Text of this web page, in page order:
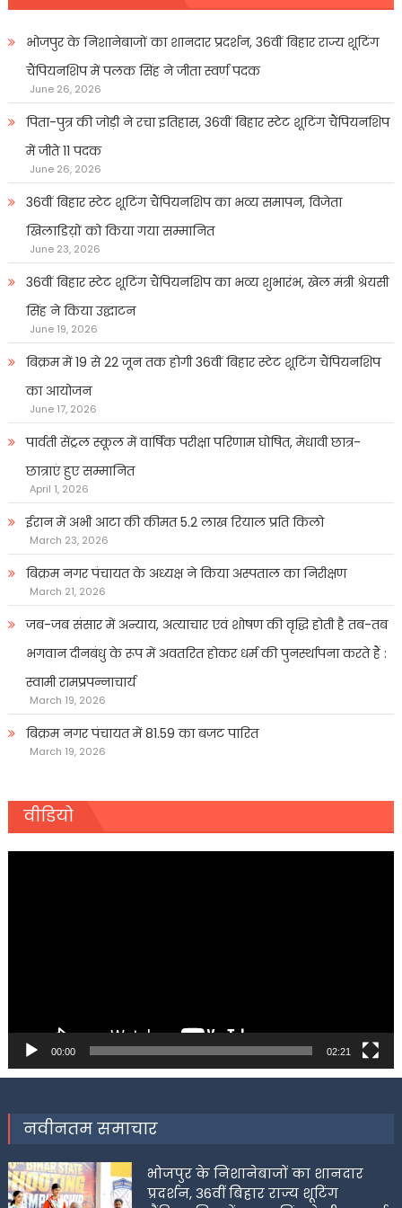
भोजपुर के निशानेबाजों का शानदार प्रदर्शन, 36वीं बिहार राज्य शूटिंग
चैंपियनशिप में पलक सिंह ने जीता स्वर्ण पदक
June 26, 2026
पिता-पुत्र की जोड़ी ने रचा इतिहास, 36वीं बिहार स्टेट शूटिंग चैंपियनशिप
में जीते 11 पदक
June 26, 2026
36वीं बिहार स्टेट शूटिंग चैंपियनशिप का भव्य समापन, विजेता
खिलाडिय़ों को किया गया सम्मानित
June 23, 2026
36वीं बिहार स्टेट शूटिंग चैंपियनशिप का भव्य शुभारंभ, खेल मंत्री श्रेयसी
सिंह ने किया उद्घाटन
June 19, 2026
बिक्रम में 19 से 22 जून तक होगी 36वीं बिहार स्टेट शूटिंग चैंपियनशिप
का आयोजन
June 17, 2026
पार्वती सेंट्रल स्कूल में वार्षिक परीक्षा परिणाम घोषित, मेधावी छात्र-
छात्राएं हुए सम्मानित
April 1, 2026
ईरान में अभी आटा की कीमत 5.2 लाख रियाल प्रति किलो
March 23, 2026
बिक्रम नगर पंचायत के अध्यक्ष ने किया अस्पताल का निरीक्षण
March 21, 2026
जब-जब संसार में अन्याय, अत्याचार एवं शोषण की वृद्धि होती है तब-तब
भगवान दीनबंधु के रूप में अवतरित होकर धर्म की पुनर्स्थापना करते हैं :
स्वामी रामप्रपन्नाचार्य
March 19, 2026
बिक्रम नगर पंचायत में 81.59 का बजट पारित
March 19, 2026
वीडियो
00:00 02:21
नवीनतम समाचार
भोजपुर के निशानेबाजों का शानदार
प्रदर्शन, 36वीं बिहार राज्य शूटिंग